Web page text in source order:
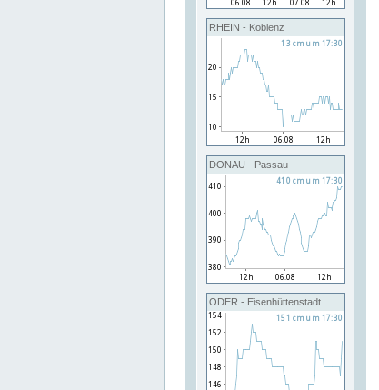
RHEIN - Koblenz
DONAU - Passau
ODER - Eisenhüttenstadt